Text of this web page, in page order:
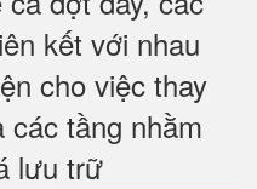
kết với nhau
cho việc thay
các tầng nhằm
lưu trữ